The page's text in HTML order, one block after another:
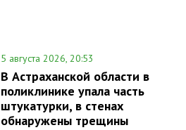
5 августа 2026, 20:53
В Астраханской области в
поликлинике упала часть
штукатурки, в стенах
обнаружены трещины